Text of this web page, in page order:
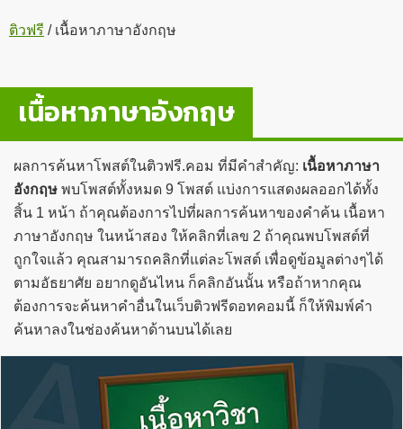
ติวฟรี /เนื้อหาภาษาอังกฤษ
เนื้อหาภาษาอังกฤษ
ผลการค้นหาโพสต์ในติวฟรี.คอม ที่มีคำสำคัญ: เนื้อหาภาษา
อังกฤษ พบโพสต์ทั้งหมด 9 โพสต์ แบ่งการแสดงผลออกได้ทั้ง
สิ้น 1 หน้า ถ้าคุณต้องการไปที่ผลการค้นหาของคำค้น เนื้อหา
ภาษาอังกฤษ ในหน้าสอง ให้คลิกที่เลข 2 ถ้าคุณพบโพสต์ที่
ถูกใจแล้ว คุณสามารถคลิกที่แต่ละโพสต์ เพื่อดูข้อมูลต่างๆได้
ตามอัธยาศัย อยากดูอันไหน ก็คลิกอันนั้น หรือถ้าหากคุณ
ต้องการจะค้นหาคำอื่นในเว็บติวฟรีดอทคอมนี้ ก็ให้พิมพ์คำ
ค้นหาลงในช่องค้นหาด้านบนได้เลย